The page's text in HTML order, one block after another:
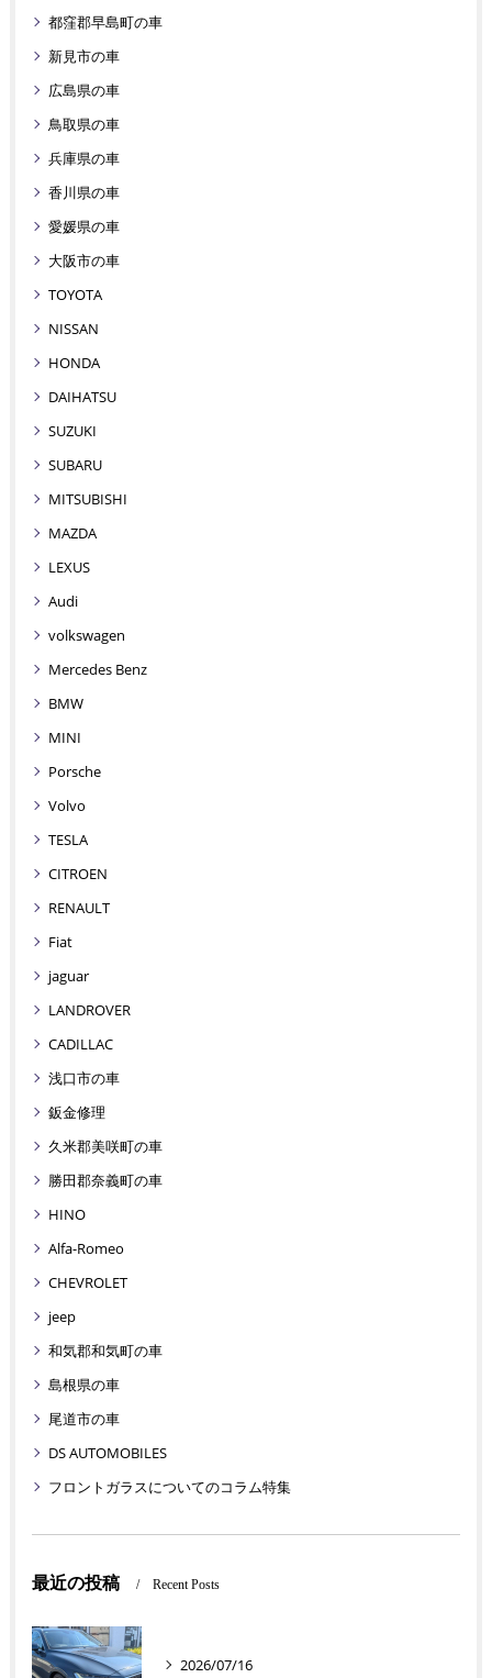
都窪郡早島町の車
新見市の車
広島県の車
鳥取県の車
兵庫県の車
香川県の車
愛媛県の車
大阪市の車
TOYOTA
NISSAN
HONDA
DAIHATSU
SUZUKI
SUBARU
MITSUBISHI
MAZDA
LEXUS
Audi
volkswagen
Mercedes Benz
BMW
MINI
Porsche
Volvo
TESLA
CITROEN
RENAULT
Fiat
jaguar
LANDROVER
CADILLAC
浅口市の車
鈑金修理
久米郡美咲町の車
勝田郡奈義町の車
HINO
Alfa-Romeo
CHEVROLET
jeep
和気郡和気町の車
島根県の車
尾道市の車
DS AUTOMOBILES
フロントガラスについてのコラム特集
最近の投稿 Recent Posts
2026/07/16